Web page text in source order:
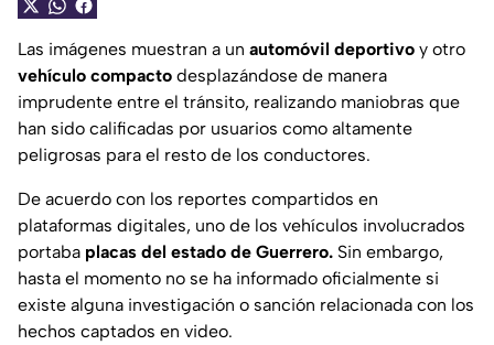
Las imágenes muestran a un automóvil deportivo y otro
vehículo compacto desplazándose de manera
imprudente entre el tránsito, realizando maniobras que
han sido calificadas por usuarios como altamente
peligrosas para el resto de los conductores.
De acuerdo con los reportes compartidos en
plataformas digitales, uno de los vehículos involucrados
portaba placas del estado de Guerrero. Sin embargo,
hasta el momento no se ha informado oficialmente si
existe alguna investigación o sanción relacionada con los
hechos captados en video.